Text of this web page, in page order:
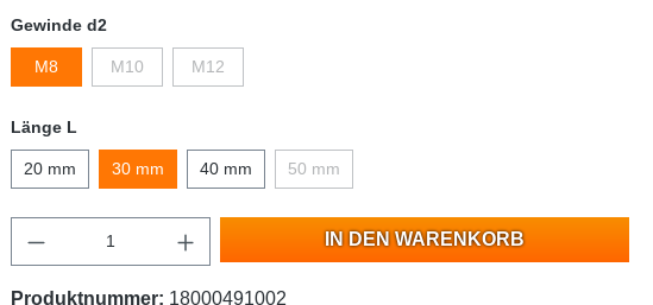
Gewinde d2
M8 M10 M12
Länge L
20 mm 30 mm 40 mm 50 mm
IN DEN WARENKORB
Produktnummer: 18000491002